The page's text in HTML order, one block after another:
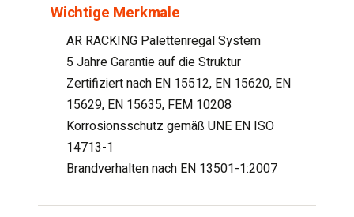
Wichtige Merkmale
AR RACKING Palettenregal System
5 Jahre Garantie auf die Struktur
Zertifiziert nach EN 15512, EN 15620, EN
15629, EN 15635, FEM 10208
Korrosionsschutz gemäß UNE EN ISO
14713-1
Brandverhalten nach EN 13501-1:2007